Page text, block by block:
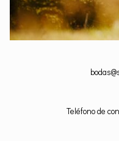
Teléfono de